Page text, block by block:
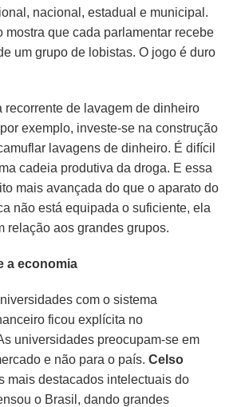
nacional, estadual e municipal.
mostra que cada parlamentar recebe
um grupo de lobistas. O jogo é duro
recorrente de lavagem de dinheiro
exemplo, investe-se na construção
lavagens de dinheiro. É difícil
cadeia produtiva da droga. E essa
mais avançada do que o aparato do
não está equipada o suficiente, ela
relação aos grandes grupos.
a economia
com o sistema
ficou explícita no
universidades preocupam-se em
e não para o país.Celso
mais destacados intelectuais do
o Brasil, dando grandes